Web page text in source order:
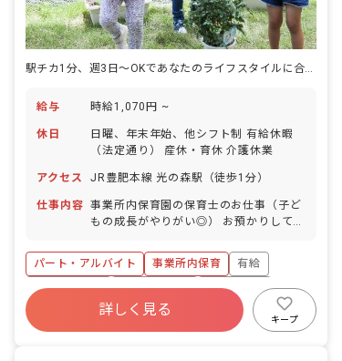
駅チカ1分、週3日～OKであなたのライフスタイルに合わせた勤務を支援。
給与 時給1,070円 ~
休日
日曜、年末年始、他シフト制 有給休暇
（法定通り） 産休・育休 介護休業
アクセス JR豊肥本線 光の森駅（徒歩1分）
仕事内容 事業所内保育園の保育士のお仕事（子ど
もの成長がやりがい◎） お預かりしてい
す。 ・食事・睡眠・排泄・清潔・衣類の
着脱等 ・集団生活を通じた社会性の装着
・行事の計画・実行、お知らせの作成
パート・アルバイト 事業所内保育
有給
福利厚生充実
産休育休制度
未経験歓迎
WEB面接OK
詳しく見る
キープ